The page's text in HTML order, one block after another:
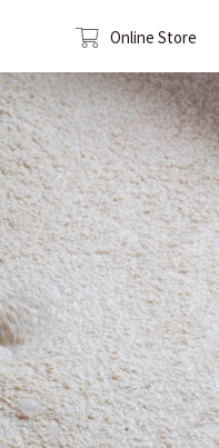
Online Store